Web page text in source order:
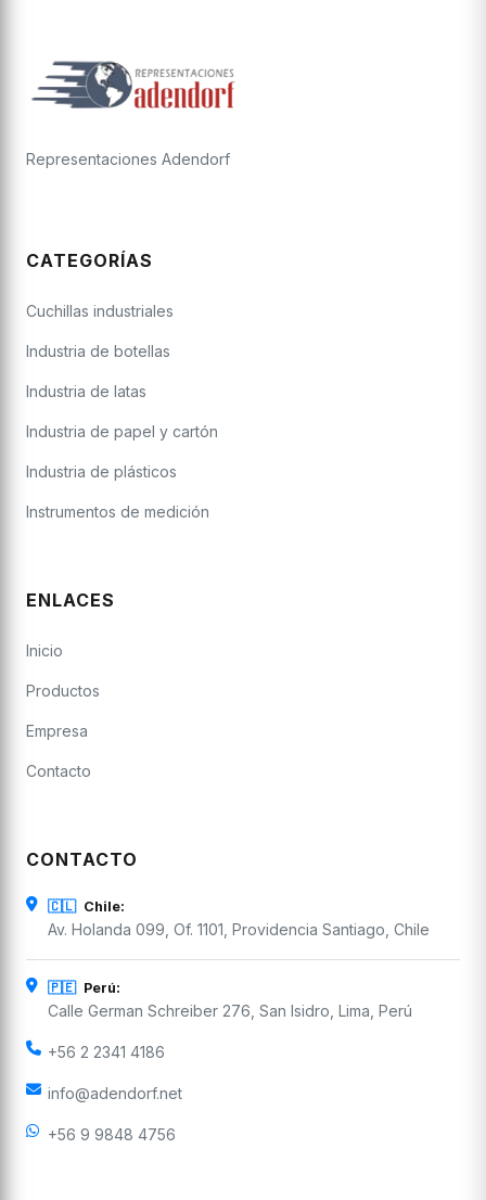
Representaciones Adendorf
CATEGORÍAS
Cuchillas industriales
Industria de botellas
Industria de latas
Industria de papel y cartón
Industria de plásticos
Instrumentos de medición
ENLACES
Inicio
Productos
Empresa
Contacto
CONTACTO
🇨🇱 Chile:
Av. Holanda 099, Of. 1101, Providencia Santiago, Chile
🇵🇪 Perú:
Calle German Schreiber 276, San Isidro, Lima, Perú
+56 2 2341 4186
info@adendorf.net
+56 9 9848 4756